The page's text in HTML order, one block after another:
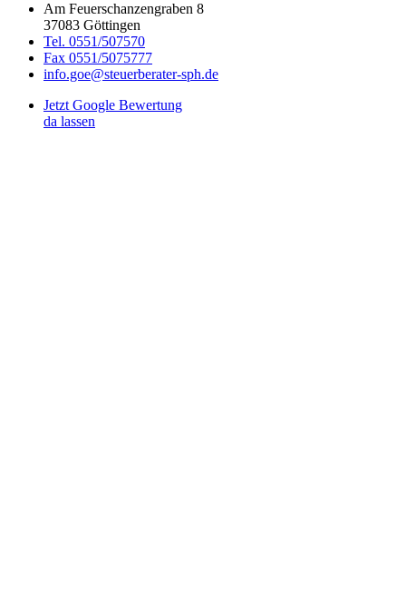
Am Feuerschanzengraben 8
37083 Göttingen
Tel. 0551/507570
Fax 0551/5075777
info.goe@steuerberater-sph.de
Jetzt Google Bewertung
da lassen